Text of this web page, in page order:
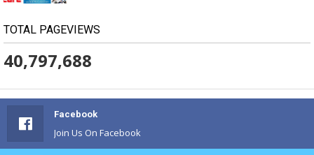
TOTAL PAGEVIEWS
40,797,688
Facebook
Join Us On Facebook